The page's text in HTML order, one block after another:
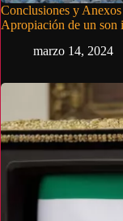
Conclusiones y
Apropiación de un son
marzo 14, 2024